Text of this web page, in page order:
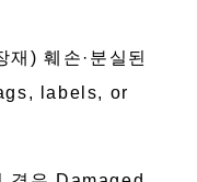
) 훼손·분실된
labels, or